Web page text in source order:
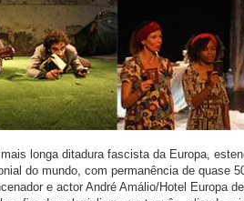
longa ditadura fascista da Europa,
do mundo, com permanência de quase
e actor André Amálio/Hotel Europa